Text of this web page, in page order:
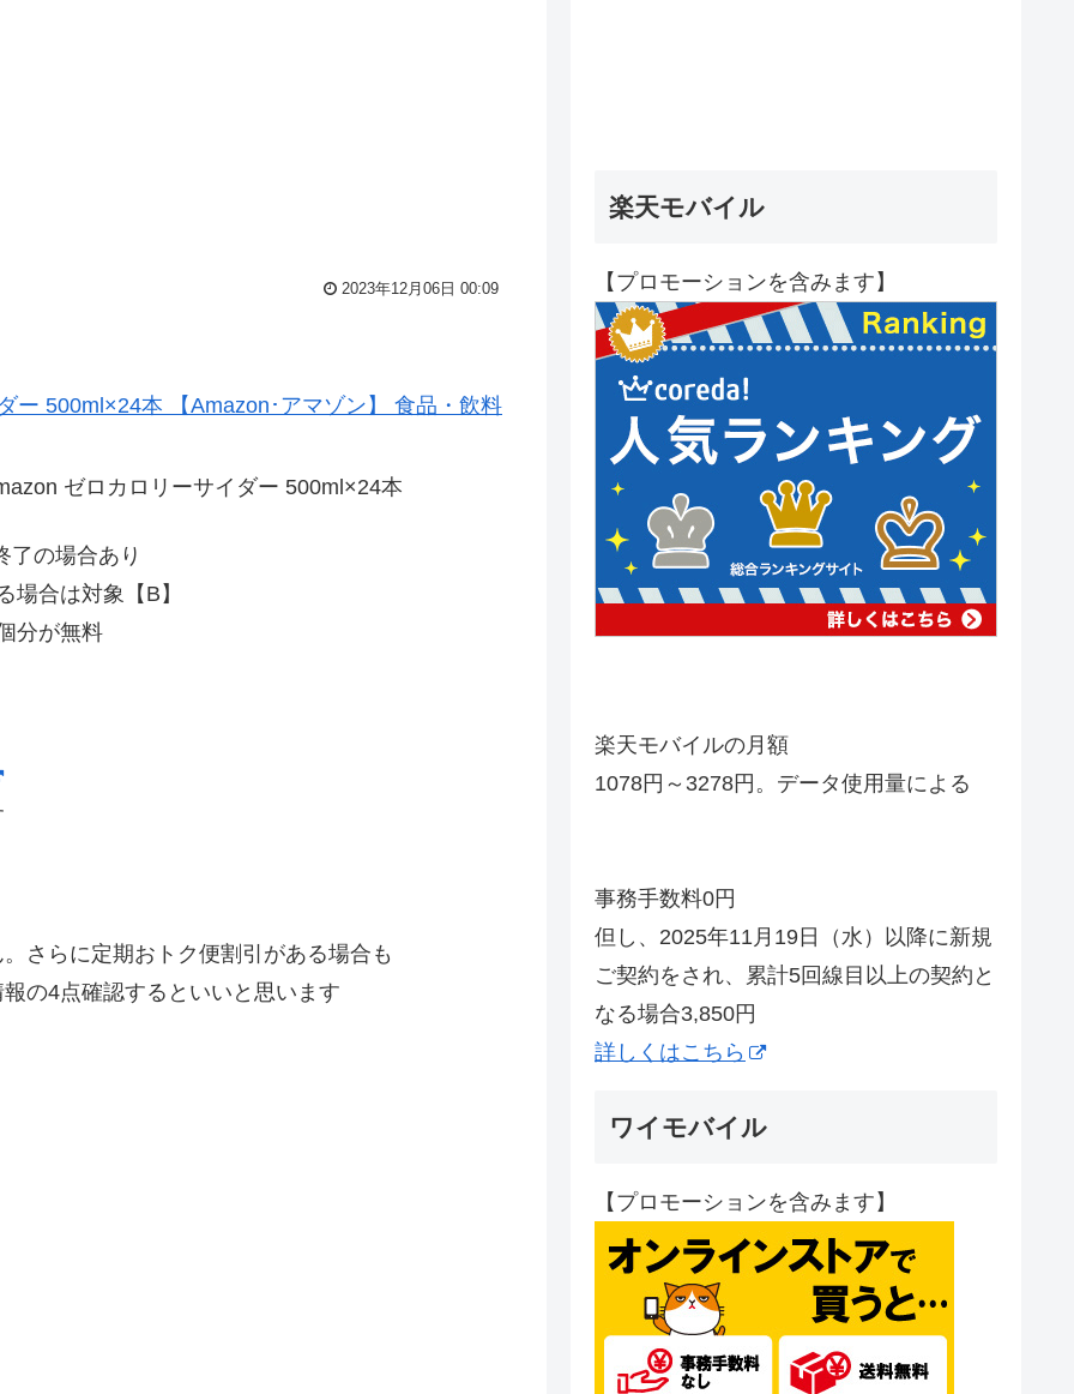
2023年12月06日 00:09
ゼロカロリーサイダー 500ml×24本
の場合あり
場合は対象【B】
分が無料
さらに定期おトク便割引がある場合も
の4点確認するといいと思います
楽天モバイル
【プロモーションを含みます】
楽天モバイルの月額
1078円～3278円。データ使用量による
事務手数料0円
但し、2025年11月19日（水）以降に新規
ご契約をされ、累計5回線目以上の契約と
なる場合3,850円
詳しくはこちら
ワイモバイル
【プロモーションを含みます】